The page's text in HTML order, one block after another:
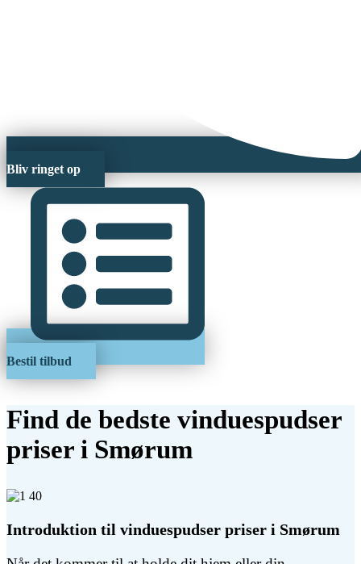
Bliv ringet op
Bestil tilbud
Find de bedste vinduespudser
priser i Smørum
Introduktion til vinduespudser priser i Smørum